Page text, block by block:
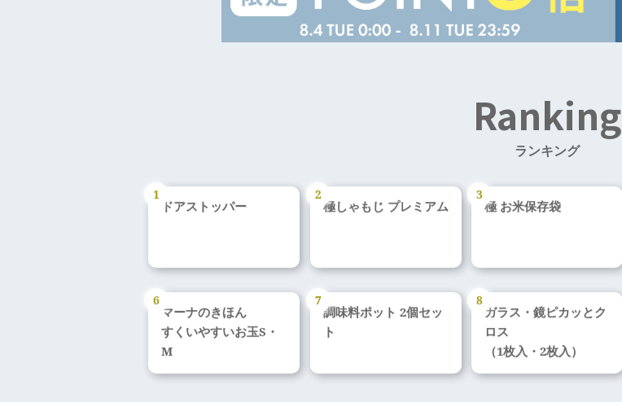
Ranking
ランキング
ドアストッパー 極しゃもじ プレミアム 極 お米保存袋
マーナのきほん
すくいやすいお玉S・
M
調味料ポット 2個セッ
ト
ガラス・鏡ピカッとク
ロス
（1枚入・2枚入）